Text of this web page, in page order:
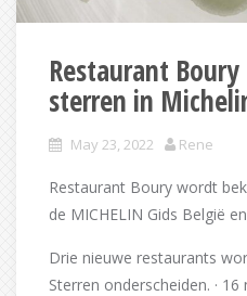
Restaurant
sterren in
May 23, 2022 Rene
Restaurant Boury wordt
de MICHELIN Gids België
Drie nieuwe restaurants
Sterren onderscheiden. ·